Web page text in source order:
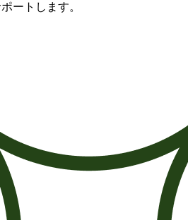
ートします。